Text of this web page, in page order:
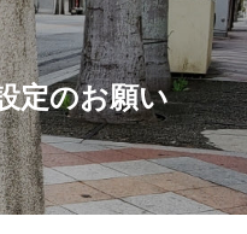
定のお願い